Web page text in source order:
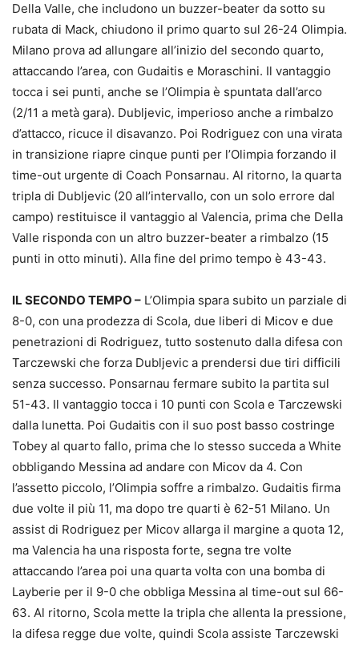
Della Valle, che includono un buzzer-beater da sotto su
rubata di Mack, chiudono il primo quarto sul 26-24 Olimpia.
Milano prova ad allungare all’inizio del secondo quarto,
attaccando l’area, con Gudaitis e Moraschini. Il vantaggio
tocca i sei punti, anche se l’Olimpia è spuntata dall’arco
(2/11 a metà gara). Dubljevic, imperioso anche a rimbalzo
d’attacco, ricuce il disavanzo. Poi Rodriguez con una virata
in transizione riapre cinque punti per l’Olimpia forzando il
time-out urgente di Coach Ponsarnau. Al ritorno, la quarta
tripla di Dubljevic (20 all’intervallo, con un solo errore dal
campo) restituisce il vantaggio al Valencia, prima che Della
Valle risponda con un altro buzzer-beater a rimbalzo (15
punti in otto minuti). Alla fine del primo tempo è 43-43.
IL SECONDO TEMPO – L’Olimpia spara subito un parziale di
8-0, con una prodezza di Scola, due liberi di Micov e due
penetrazioni di Rodriguez, tutto sostenuto dalla difesa con
Tarczewski che forza Dubljevic a prendersi due tiri difficili
senza successo. Ponsarnau fermare subito la partita sul
51-43. Il vantaggio tocca i 10 punti con Scola e Tarczewski
dalla lunetta. Poi Gudaitis con il suo post basso costringe
Tobey al quarto fallo, prima che lo stesso succeda a White
obbligando Messina ad andare con Micov da 4. Con
l’assetto piccolo, l’Olimpia soffre a rimbalzo. Gudaitis firma
due volte il più 11, ma dopo tre quarti è 62-51 Milano. Un
assist di Rodriguez per Micov allarga il margine a quota 12,
ma Valencia ha una risposta forte, segna tre volte
attaccando l’area poi una quarta volta con una bomba di
Layberie per il 9-0 che obbliga Messina al time-out sul 66-
63. Al ritorno, Scola mette la tripla che allenta la pressione,
la difesa regge due volte, quindi Scola assiste Tarczewski